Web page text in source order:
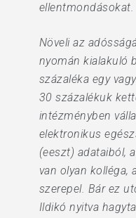
ellentmondásokat.
Növeli az
nyomán kialakuló
százaléka egy
30 százalékuk
intézményben
elektronikus
(eeszt) adataiból,
van olyan kolléga,
szerepel. Bár ez
Ildikó nyitva